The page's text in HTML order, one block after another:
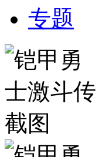
专题